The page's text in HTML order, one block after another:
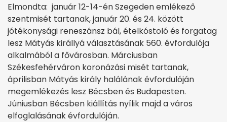
Elmondta: január 12-14-én Szegeden emlékező
szentmisét tartanak, január 20. és 24. között
jótékonysági reneszánsz bál, ételkóstoló és forgatag
lesz Mátyás királlyá választásának 560. évfordulója
alkalmából a fővárosban. Márciusban
Székesfehérváron koronázási misét tartanak,
áprilisban Mátyás király halálának évfordulóján
megemlékezés lesz Bécsben és Budapesten.
Júniusban Bécsben kiállítás nyílik majd a város
elfoglalásának évfordulóján.